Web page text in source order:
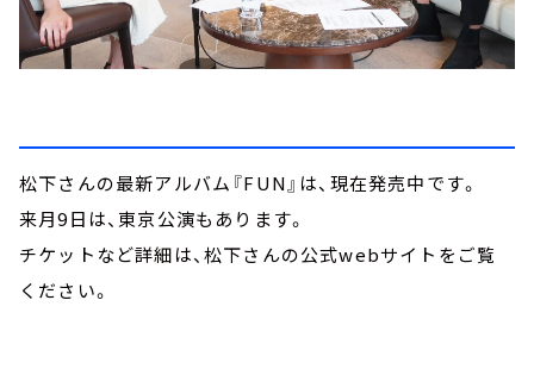
松下さんの最新アルバム『FUN』は、現在発売中です。
来月9日は、東京公演もあります。
チケットなど詳細は、松下さんの公式webサイトをご覧
ください。